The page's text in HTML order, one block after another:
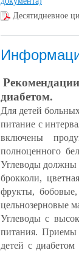
Десятидневное
диабетом.
Для детей
питание с
включены
полноценного
Углеводы должны
брокколи,
фрукты,
цельнозерновые
Углеводы с
питания. Приемы
детей с